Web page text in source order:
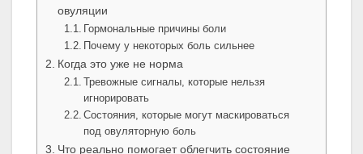
овуляции
Гормональные причины боли
Почему у некоторых боль сильнее
Когда это уже не норма
Тревожные сигналы, которые нельзя
игнорировать
Состояния, которые могут маскироваться
под овуляторную боль
Что реально помогает облегчить состояние